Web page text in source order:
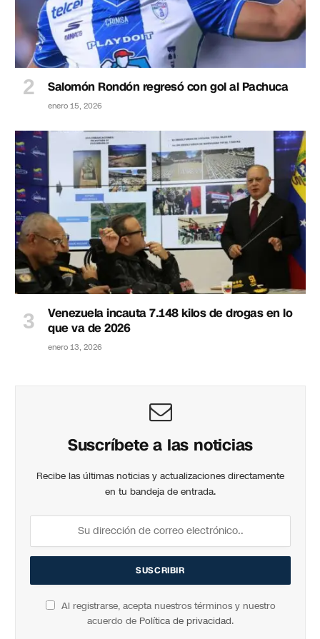
Salomón Rondón regresó con gol al Pachuca
enero 15, 2026
Venezuela incauta 7.148 kilos de drogas en lo
que va de 2026
enero 13, 2026
Suscríbete a las noticias
Recibe las últimas noticias y actualizaciones directamente
en tu bandeja de entrada.
Al registrarse, acepta nuestros términos y nuestro
acuerdo de Política de privacidad.